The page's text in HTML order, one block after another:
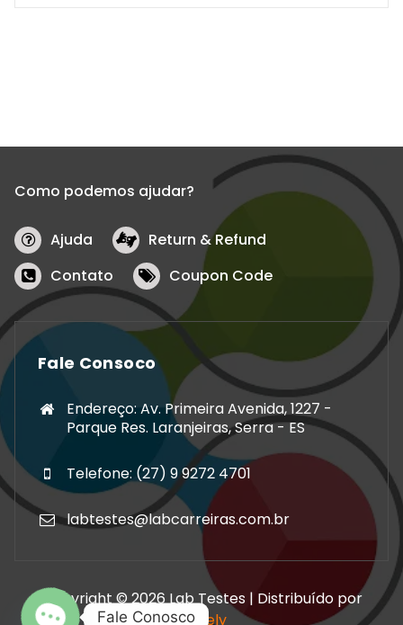
Como podemos ajudar?
Ajuda
Return & Refund
Contato
Coupon Code
Fale Consoco
Endereço: Av. Primeira Avenida, 1227 -
Parque Res. Laranjeiras, Serra - ES
Telefone: (27) 9 9272 4701
labtestes@labcarreiras.com.br
Copyright © 2026 Lab Testes | Distribuído por
Storely
Fale Conosco